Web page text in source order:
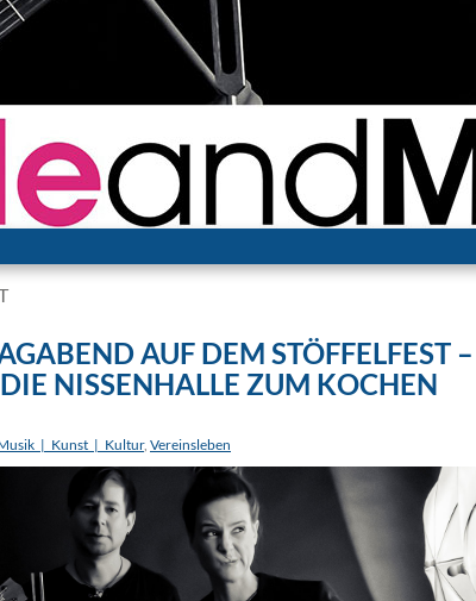
AUF DEM STÖFFELFEST –
NISSENHALLE ZUM KOCHEN
, Vereinsleben